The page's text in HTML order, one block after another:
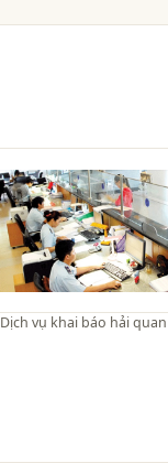
Dịch vụ khai báo hải quan